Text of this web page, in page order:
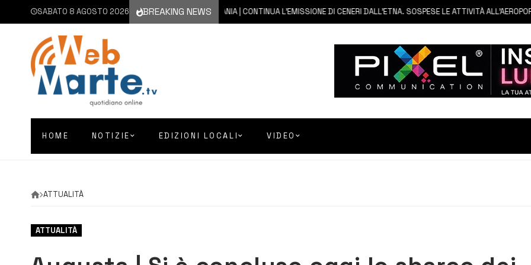
SABATO 8 AGOSTO 2026 BREAKING NEWS
8 AGOSTO 2026 CATANIA | CONTINUA L’EMISSIONE DI CENERI DALL’ETNA. SOSPESE LE ATTIVITÀ ALL’AEROPORTO
HOME NOTIZIE EDIZIONI LOCALI VIDEO
ATTUALITÀ
ATTUALITÀ